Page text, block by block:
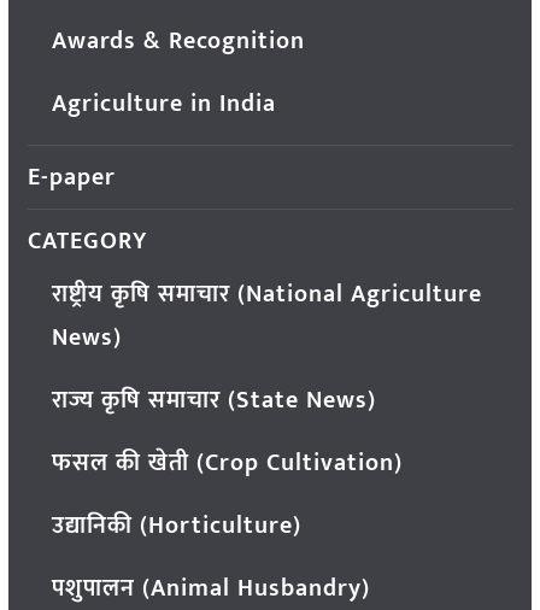
Awards & Recognition
Agriculture in India
E-paper
CATEGORY
राष्ट्रीय कृषि समाचार (National Agriculture
News)
राज्य कृषि समाचार (State News)
फसल की खेती (Crop Cultivation)
उद्यानिकी (Horticulture)
पशुपालन (Animal Husbandry)